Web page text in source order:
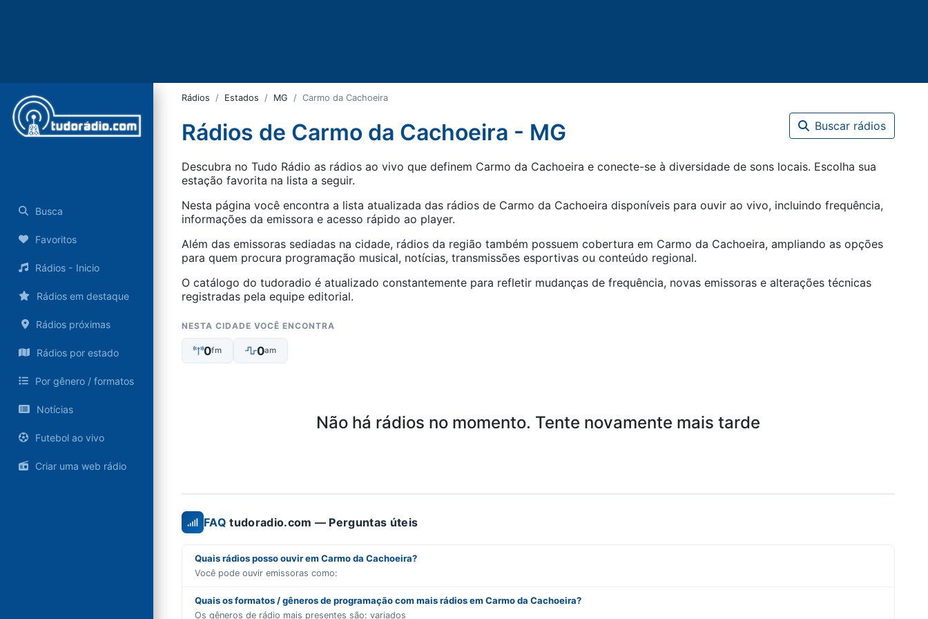
Busca
Favoritos
Rádios - Inicio
Rádios em destaque
Rádios próximas
Rádios por estado
Por gênero / formatos
Notícias
Futebol ao vivo
Criar uma web rádio
Rádios Estados MG Carmo da Cachoeira
Rádios de Carmo da Cachoeira - MG Buscar rádios
Descubra no Tudo Rádio as rádios ao vivo que definem Carmo da Cachoeira e conecte-se à diversidade de sons locais. Escolha sua
estação favorita na lista a seguir.
Nesta página você encontra a lista atualizada das rádios de Carmo da Cachoeira disponíveis para ouvir ao vivo, incluindo frequência,
informações da emissora e acesso rápido ao player.
Além das emissoras sediadas na cidade, rádios da região também possuem cobertura em Carmo da Cachoeira, ampliando as opções
para quem procura programação musical, notícias, transmissões esportivas ou conteúdo regional.
O catálogo do tudoradio é atualizado constantemente para refletir mudanças de frequência, novas emissoras e alterações técnicas
registradas pela equipe editorial.
NESTA CIDADE VOCÊ ENCONTRA
0fm 0am
Não há rádios no momento. Tente novamente mais tarde
FAQ tudoradio.com — Perguntas úteis
Quais rádios posso ouvir em Carmo da Cachoeira?
Você pode ouvir emissoras como:
Quais os formatos / gêneros de programação com mais rádios em Carmo da Cachoeira?
Os gêneros de rádio mais presentes são:variados